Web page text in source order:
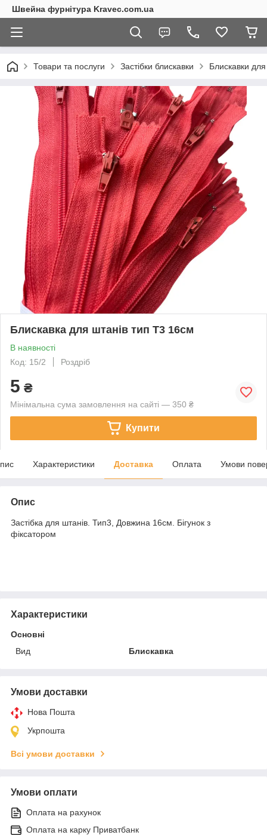
Швейна фурнітура Kravec.com.ua
Товари та послуги Застібки блискавки Блискавки
Блискавка для штанів тип Т3 16см
В наявності
Код: 15/2
Роздріб
5 ₴
Мінімальна сума замовлення на сайті — 350 ₴
Купити
Характеристики Доставка Оплата Умови
Опис
Застібка для штанів. Тип3, Довжина 16cм. Бігунок з
фіксатором
Характеристики
Основні
Вид
Блискавка
Умови доставки
Нова Пошта
Укрпошта
Всі умови доставки
Умови оплати
Оплата на рахунок
Оплата на карку Приватбанк